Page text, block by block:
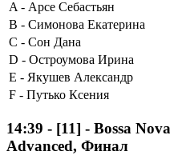
A - Арсе Себастьян
B - Симонова Екатерина
C - Сон Дана
D - Остроумова Ирина
E - Якушев Александр
F - Путько Ксения
14:39 - [11] - Bossa
Advanced, Финал